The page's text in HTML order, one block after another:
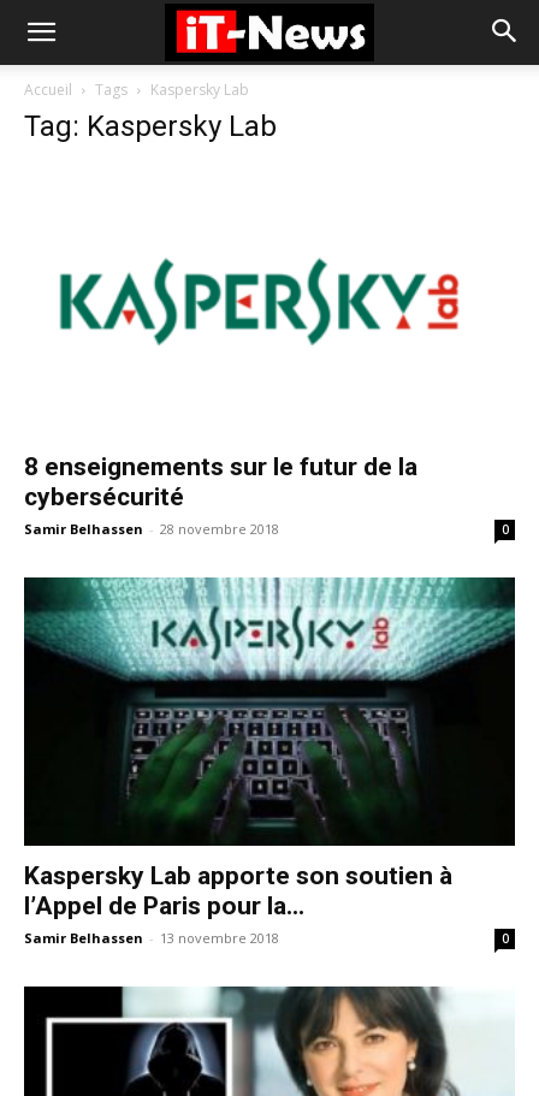
Accueil Tags Kaspersky Lab
Tag: Kaspersky Lab
8 enseignements sur le futur de la
cybersécurité
Samir Belhassen - 28 novembre 2018 0
Kaspersky Lab apporte son soutien à
l’Appel de Paris pour la...
Samir Belhassen - 13 novembre 2018 0